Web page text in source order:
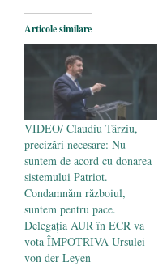
Legea Vexler
poetului
- 16 aprilie 2026
Articole similare
VIDEO/ Claudiu Târziu,
precizări necesare: Nu
suntem de acord cu donarea
sistemului Patriot.
Condamnăm războiul,
suntem pentru pace.
Delegația AUR în ECR va
vota ÎMPOTRIVA Ursulei
von der Leyen